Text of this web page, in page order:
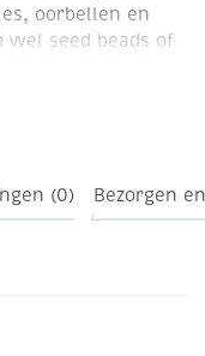
oorbellen en
wel seed beads of
van subtiele
(0) Bezorgen